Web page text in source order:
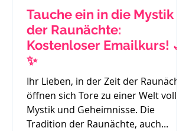
Tauche ein in die Mystik
der Raunächte:
Kostenloser Emailkurs! 🌙
✨
Ihr Lieben, in der Zeit der Raunächte
öffnen sich Tore zu einer Welt voller
Mystik und Geheimnisse. Die
Tradition der Raunächte, auch...